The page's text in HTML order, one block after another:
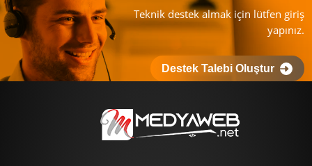
Teknik destek almak için lütfen giriş
yapınız.
Destek Talebi Oluştur